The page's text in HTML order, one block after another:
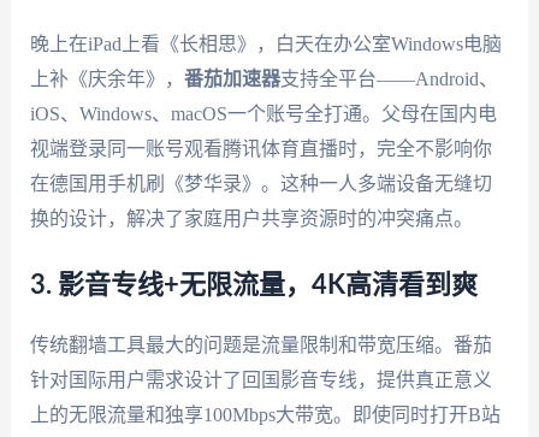
晚上在iPad上看《长相思》，白天在办公室Windows电脑
上补《庆余年》， 番茄加速器支持全平台——Android、
iOS、Windows、macOS一个账号全打通。父母在国内电
视端登录同一账号观看腾讯体育直播时，完全不影响你
在德国用手机刷《梦华录》。这种一人多端设备无缝切
换的设计，解决了家庭用户共享资源时的冲突痛点。
3. 影音专线+无限流量，4K高清看到爽
传统翻墙工具最大的问题是流量限制和带宽压缩。番茄
针对国际用户需求设计了回国影音专线，提供真正意义
上的无限流量和独享100Mbps大带宽。即使同时打开B站